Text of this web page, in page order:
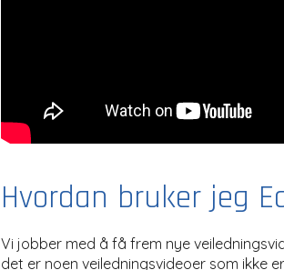
Hvordan bruker jeg
Vi jobber med å få frem nye
det er noen veiledningsvideoer som ikke